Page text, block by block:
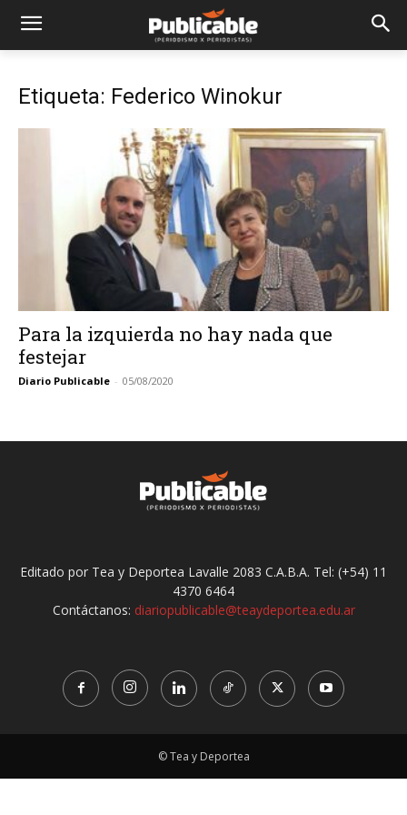
Etiqueta: Federico Winokur
Para la izquierda no hay nada que
festejar
Diario Publicable - 05/08/2020
Editado por Tea y Deportea Lavalle 2083 C.A.B.A. Tel: (+54) 11
4370 6464
Contáctanos: diariopublicable@teaydeportea.edu.ar
© Tea y Deportea